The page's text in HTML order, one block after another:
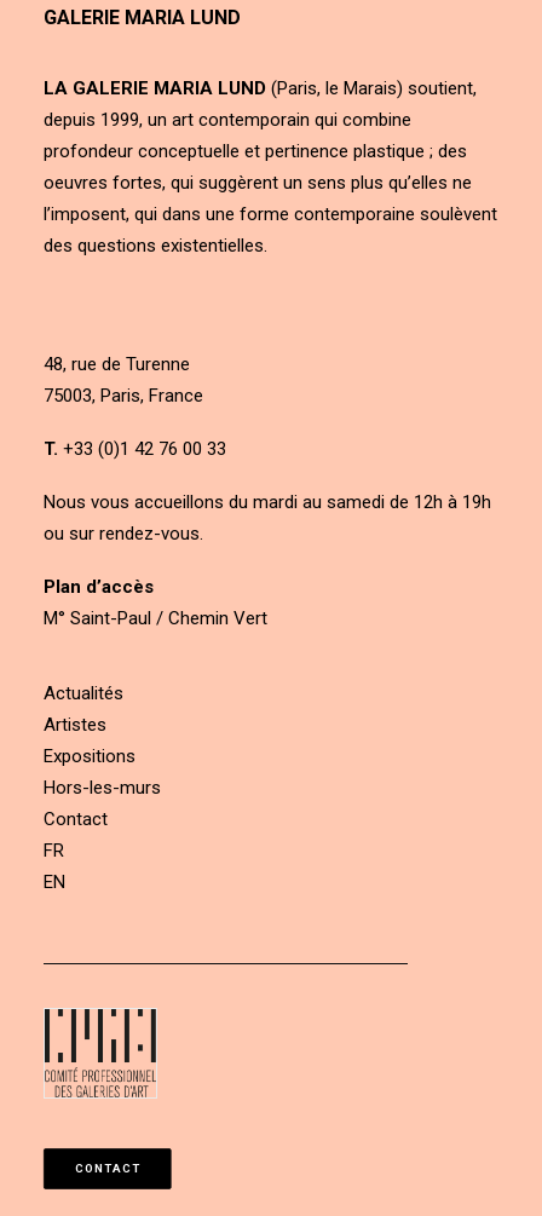
GALERIE MARIA LUND
LA GALERIE MARIA LUND (Paris, le Marais) soutient,
depuis 1999, un art contemporain qui combine
profondeur conceptuelle et pertinence plastique ; des
oeuvres fortes, qui suggèrent un sens plus qu’elles ne
l’imposent, qui dans une forme contemporaine soulèvent
des questions existentielles.
48, rue de Turenne
75003, Paris, France
T. +33 (0)1 42 76 00 33
Nous vous accueillons du mardi au samedi de 12h à 19h
ou sur rendez-vous.
Plan d’accès
M° Saint-Paul / Chemin Vert
Actualités
Artistes
Expositions
Hors-les-murs
Contact
FR
EN
CONTACT